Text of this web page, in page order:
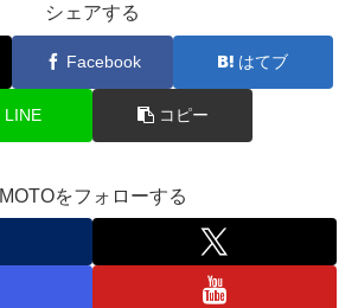
シェアする
Facebook はてブ
LINE コピー
MOTOをフォローする